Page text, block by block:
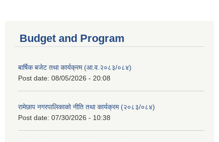
Budget and Program
बार्षिक बजेट तथा कार्यक्रम (आ.व.२०८३/०८४)
Post date: 08/05/2026 - 20:08
रामेछाप नगरपालिकाको नीति तथा कार्यक्रम (२०८३/०८४)
Post date: 07/30/2026 - 10:38